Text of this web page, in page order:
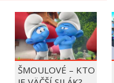
ŠMOULOVÉ – KTO